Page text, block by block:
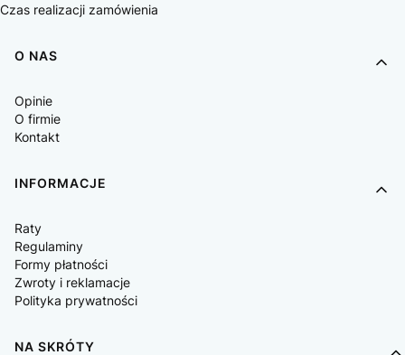
Czas realizacji zamówienia
O NAS
Opinie
O firmie
Kontakt
INFORMACJE
Raty
Regulaminy
Formy płatności
Zwroty i reklamacje
Polityka prywatności
NA SKRÓTY